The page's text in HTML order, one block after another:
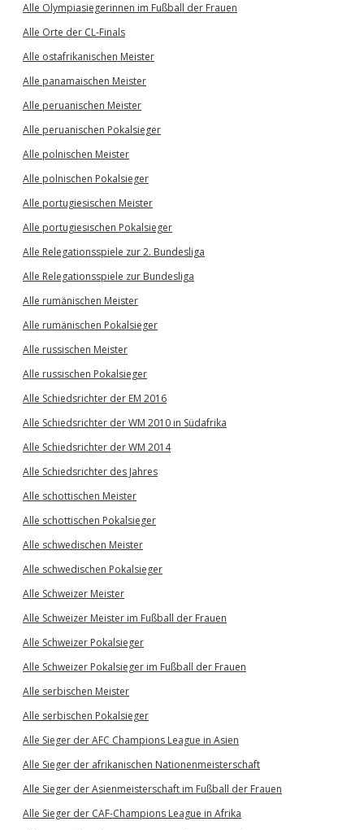
Alle Olympiasiegerinnen im Fußball der Frauen
Alle Orte der CL-Finals
Alle ostafrikanischen Meister
Alle panamaischen Meister
Alle peruanischen Meister
Alle peruanischen Pokalsieger
Alle polnischen Meister
Alle polnischen Pokalsieger
Alle portugiesischen Meister
Alle portugiesischen Pokalsieger
Alle Relegationsspiele zur 2. Bundesliga
Alle Relegationsspiele zur Bundesliga
Alle rumänischen Meister
Alle rumänischen Pokalsieger
Alle russischen Meister
Alle russischen Pokalsieger
Alle Schiedsrichter der EM 2016
Alle Schiedsrichter der WM 2010 in Südafrika
Alle Schiedsrichter der WM 2014
Alle Schiedsrichter des Jahres
Alle schottischen Meister
Alle schottischen Pokalsieger
Alle schwedischen Meister
Alle schwedischen Pokalsieger
Alle Schweizer Meister
Alle Schweizer Meister im Fußball der Frauen
Alle Schweizer Pokalsieger
Alle Schweizer Pokalsieger im Fußball der Frauen
Alle serbischen Meister
Alle serbischen Pokalsieger
Alle Sieger der AFC Champions League in Asien
Alle Sieger der afrikanischen Nationenmeisterschaft
Alle Sieger der Asienmeisterschaft im Fußball der Frauen
Alle Sieger der CAF-Champions League in Afrika